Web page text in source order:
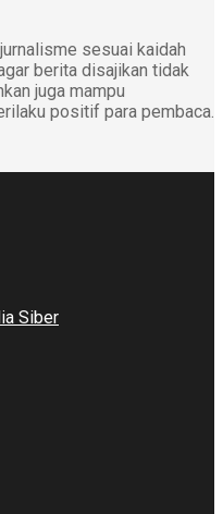
sesuai kaidah
berita disajikan tidak
juga mampu
positif para pembaca.
Siber